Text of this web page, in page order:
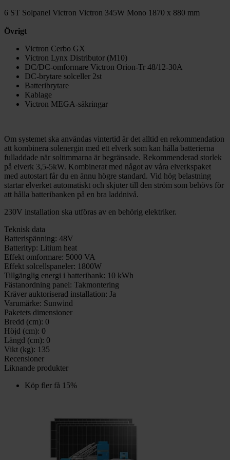
6 ST Solpanel Victron Victron 345W Mono 1870 x 880 mm
Övrigt
Victron Cerbo GX
Victron Lynx Distributor (M10)
DC/DC-omformare Victron Orion-Tr 48/12-30A
DC-brytare solceller 2st
Batteribrytare
Kablage
Victron MEGA-säkringar
Om systemet ska användas vintertid är det alltid en rekommendation
att kombinera solenergin med ett elverk som kan hålla batterierna
fulladdade när soltimmarna är begränsade. Rekommenderad storlek
på elverk 3,5-5kW. Kombinerat med något av våra elverkspaket
med autostart får du en ännu högre standard. Vid hög belastning
startar elverket automatiskt och skjuter till den ström som behövs för
att hålla batteribanken på en bra laddnivå.
230V installation ska utföras av en behörig elektriker.
Teknisk data
Batterispänning: 48V
Batterityp: Litium heat
Effekt omformare: 5000 VA
Effekt solcellspaneler: 1800W
Tillgänglig energi i batteribank: 10 kWh
Fästanordning panel: Takmontering
Kräver auktoriserad installation: Ja
Varumärke: Sunwind
Paketets dimensioner
Bredd (cm): 0
Höjd (cm): 0
Längd (cm): 0
Vikt (kg): 135
Recensioner
Liknande produkter
Köp fler få 15%